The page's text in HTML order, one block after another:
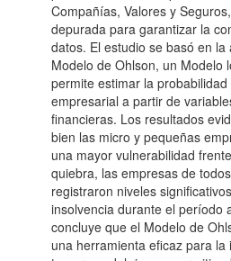
Compañías, Valores y
depurada para garantizar la
datos. El estudio se basó en la
Modelo de Ohlson, un Modelo
permite estimar la
empresarial a partir de
financieras. Los resultados
bien las micro y pequeñas
una mayor vulnerabilidad
quiebra, las empresas de
registraron niveles
insolvencia durante el período
concluye que el Modelo de
una herramienta eficaz para la